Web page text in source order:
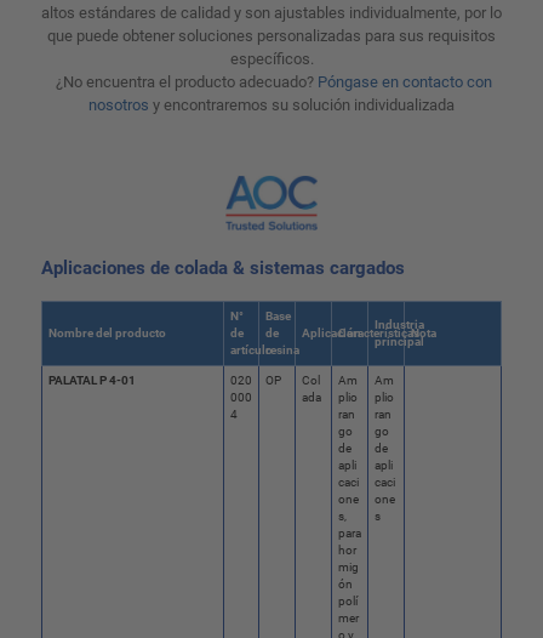
altos estándares de calidad y son ajustables individualmente, por lo
que puede obtener soluciones personalizadas para sus requisitos
específicos.
¿No encuentra el producto adecuado? Póngase en contacto con
nosotros y encontraremos su solución individualizada
Aplicaciones de colada & sistemas cargados
Nombre del producto
N°
de
artículo
Base
de
resina
AplicaciónCaracterísticas
Industria
principal
Nota
PALATAL P 4-01
020
000
4
OP
Col
ada
Am
plio
ran
go
de
apli
caci
one
s,
para
hor
mig
ón
polí
mer
Am
plio
ran
go
de
apli
caci
one
s